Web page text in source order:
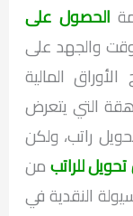
الحصول على
والجهد على
المالية
التي يتعرض
راتب، ولكن
للراتبمن
النقدية في